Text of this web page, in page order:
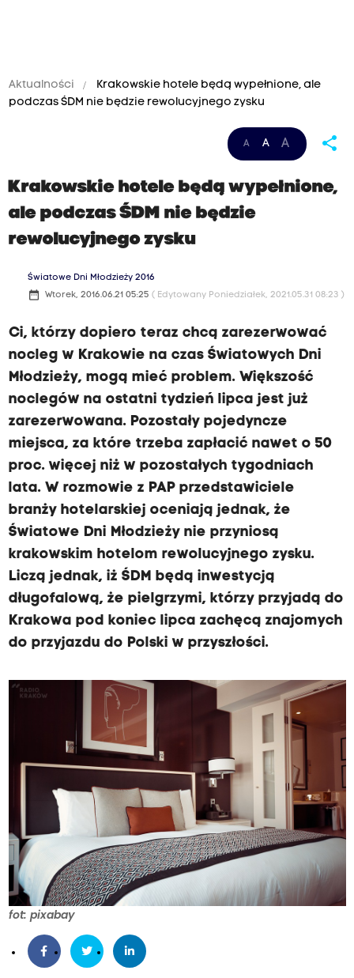
Aktualności
Krakowskie hotele będą wypełnione, ale
podczas ŚDM nie będzie rewolucyjnego zysku
A A A share
Krakowskie hotele będą wypełnione,
ale podczas ŚDM nie będzie
rewolucyjnego zysku
Światowe Dni Młodzieży 2016
date_range Wtorek, 2016.06.21 05:25 ( Edytowany Poniedziałek, 2021.05.31 08:23 )
Ci, którzy dopiero teraz chcą zarezerwować
nocleg w Krakowie na czas Światowych Dni
Młodzieży, mogą mieć problem. Większość
noclegów na ostatni tydzień lipca jest już
zarezerwowana. Pozostały pojedyncze
miejsca, za które trzeba zapłacić nawet o 50
proc. więcej niż w pozostałych tygodniach
lata. W rozmowie z PAP przedstawiciele
branży hotelarskiej oceniają jednak, że
Światowe Dni Młodzieży nie przyniosą
krakowskim hotelom rewolucyjnego zysku.
Liczą jednak, iż ŚDM będą inwestycją
długofalową, że pielgrzymi, którzy przyjadą do
Krakowa pod koniec lipca zachęcą znajomych
do przyjazdu do Polski w przyszłości.
fot: pixabay